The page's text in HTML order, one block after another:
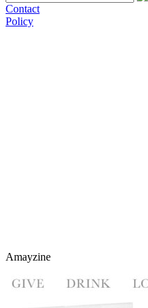
Contact
Policy
Amayzine